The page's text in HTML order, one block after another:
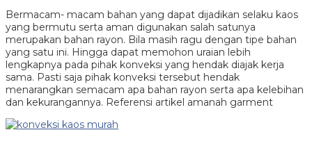
Bermacam- macam bahan yang dapat dijadikan selaku kaos
yang bermutu serta aman digunakan salah satunya
merupakan bahan rayon. Bila masih ragu dengan tipe bahan
yang satu ini. Hingga dapat memohon uraian lebih
lengkapnya pada pihak konveksi yang hendak diajak kerja
sama. Pasti saja pihak konveksi tersebut hendak
menarangkan semacam apa bahan rayon serta apa kelebihan
dan kekurangannya. Referensi artikel amanah garment